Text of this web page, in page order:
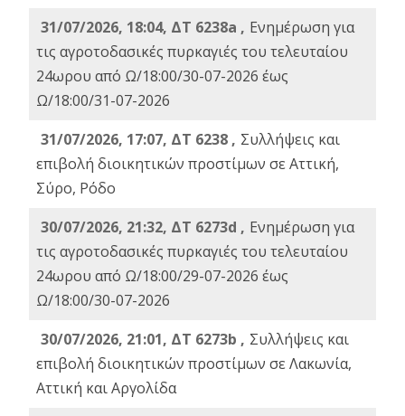
31/07/2026, 18:04, ΔΤ 6238a , Ενημέρωση για
τις αγροτοδασικές πυρκαγιές του τελευταίου
24ωρου από Ω/18:00/30-07-2026 έως
Ω/18:00/31-07-2026
31/07/2026, 17:07, ΔΤ 6238 , Συλλήψεις και
επιβολή διοικητικών προστίμων σε Αττική,
Σύρο, Ρόδο
30/07/2026, 21:32, ΔΤ 6273d , Ενημέρωση για
τις αγροτοδασικές πυρκαγιές του τελευταίου
24ωρου από Ω/18:00/29-07-2026 έως
Ω/18:00/30-07-2026
30/07/2026, 21:01, ΔΤ 6273b , Συλλήψεις και
επιβολή διοικητικών προστίμων σε Λακωνία,
Αττική και Αργολίδα